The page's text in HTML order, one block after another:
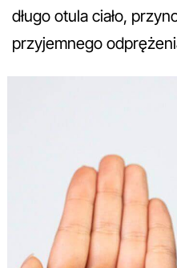
długo otula ciało,
przyjemnego